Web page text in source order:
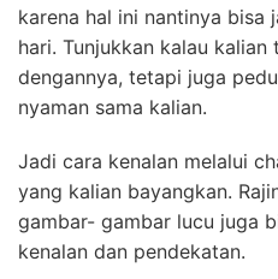
karena hal ini nantinya bisa
hari. Tunjukkan kalau
dengannya, tetapi juga
nyaman sama kalian.
Jadi cara kenalan melalui
yang kalian bayangkan.
gambar- gambar lucu juga
kenalan dan pendekatan.